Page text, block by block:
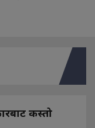
कस्तो